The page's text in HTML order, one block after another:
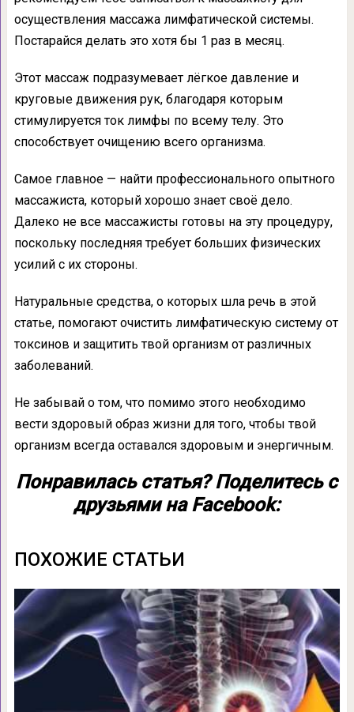
осуществления массажа лимфатической системы.
Постарайся делать это хотя бы 1 раз в месяц.
Этот массаж подразумевает лёгкое давление и
круговые движения рук, благодаря которым
стимулируется ток лимфы по всему телу. Это
способствует очищению всего организма.
Самое главное — найти профессионального опытного
массажиста, который хорошо знает своё дело.
Далеко не все массажисты готовы на эту процедуру,
поскольку последняя требует больших физических
усилий с их стороны.
Натуральные средства, о которых шла речь в этой
статье, помогают очистить лимфатическую систему от
токсинов и защитить твой организм от различных
заболеваний.
Не забывай о том, что помимо этого необходимо
вести здоровый образ жизни для того, чтобы твой
организм всегда оставался здоровым и энергичным.
Понравилась статья? Поделитесь с
друзьями на Facebook:
ПОХОЖИЕ СТАТЬИ